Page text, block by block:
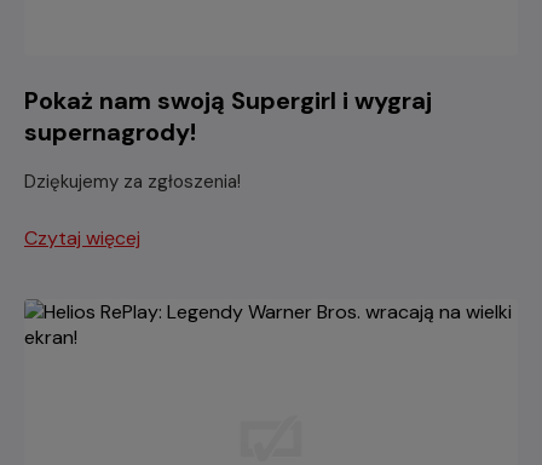
Pokaż nam swoją Supergirl i wygraj
supernagrody!
Dziękujemy za zgłoszenia!
Czytaj więcej